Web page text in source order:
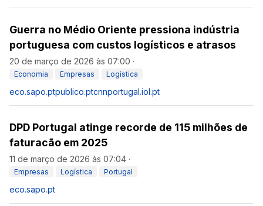
Guerra no Médio Oriente pressiona indústria
portuguesa com custos logísticos e atrasos
20 de março de 2026 às 07:00 ·
Economia Empresas Logística
eco.sapo.ptpublico.ptcnnportugal.iol.pt
DPD Portugal atinge recorde de 115 milhões de
faturacão em 2025
11 de março de 2026 às 07:04 ·
Empresas Logística Portugal
eco.sapo.pt